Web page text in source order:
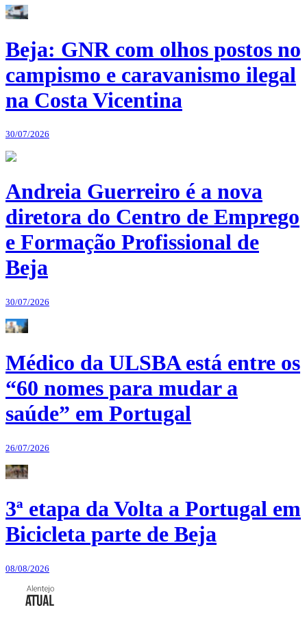
Beja: GNR com olhos postos no
campismo e caravanismo ilegal
na Costa Vicentina
30/07/2026
Andreia Guerreiro é a nova
diretora do Centro de Emprego
e Formação Profissional de
Beja
30/07/2026
Médico da ULSBA está entre os
“60 nomes para mudar a
saúde” em Portugal
26/07/2026
3ª etapa da Volta a Portugal em
Bicicleta parte de Beja
08/08/2026